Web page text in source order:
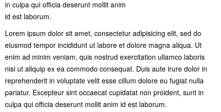
in culpa qui officia deserunt mollit anim
id est laborum.
Lorem ipsum dolor sit amet, consectetur adipisicing elit, sed do
eiusmod tempor incididunt ut labore et dolore magna aliqua. Ut
enim ad minim veniam, quis nostrud exercitation ullamco laboris
nisi ut aliquip ex ea commodo consequat. Duis aute irure dolor in
reprehenderit in voluptate velit esse cillum dolore eu fugiat nulla
pariatur. Excepteur sint occaecat cupidatat non proident, sunt in
culpa qui officia deserunt mollit anim id est laborum.